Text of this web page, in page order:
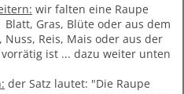
wir falten eine Raupe
Gras, Blüte oder aus dem
Reis, Mais oder aus der
ist ... dazu weiter unten
der Satz lautet: "Die Raupe